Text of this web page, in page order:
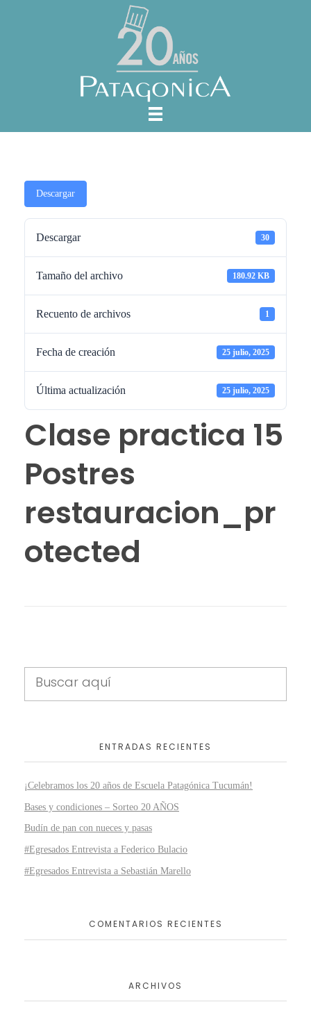
Descargar
Descargar 30
Tamaño del archivo 180.92 KB
Recuento de archivos 1
Fecha de creación 25 julio, 2025
Última actualización 25 julio, 2025
Clase practica 15
Postres
restauracion_pr
otected
ENTRADAS RECIENTES
¡Celebramos los 20 años de Escuela Patagónica Tucumán!
Bases y condiciones – Sorteo 20 AÑOS
Budín de pan con nueces y pasas
#Egresados Entrevista a Federico Bulacio
#Egresados Entrevista a Sebastián Marello
COMENTARIOS RECIENTES
ARCHIVOS